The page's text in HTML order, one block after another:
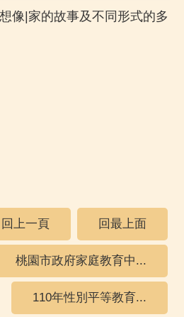
像|家的故事及不同形式的多
回上一頁
回最上面
桃園市政府家庭教育中...
110年性別平等教育...